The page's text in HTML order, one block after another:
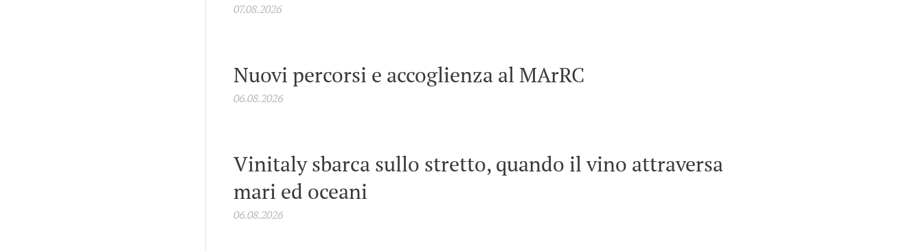
07.08.2026
Nuovi percorsi e accoglienza al MArRC
06.08.2026
Vinitaly sbarca sullo stretto, quando il vino attraversa
mari ed oceani
06.08.2026